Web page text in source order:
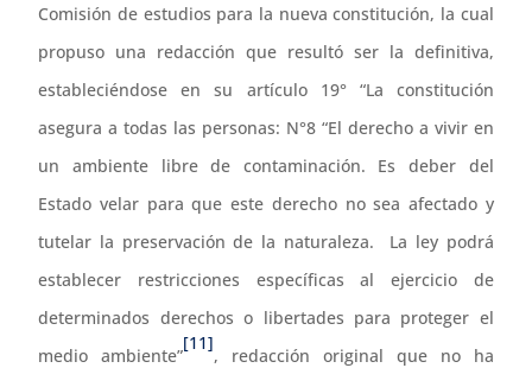
Comisión de estudios para la nueva constitución, la cual
propuso una redacción que resultó ser la definitiva,
estableciéndose en su artículo 19° “La constitución
asegura a todas las personas: N°8 “El derecho a vivir en
un ambiente libre de contaminación. Es deber del
Estado velar para que este derecho no sea afectado y
tutelar la preservación de la naturaleza. La ley podrá
establecer restricciones específicas al ejercicio de
determinados derechos o libertades para proteger el
medio ambiente”
[11]
, redacción original que no ha